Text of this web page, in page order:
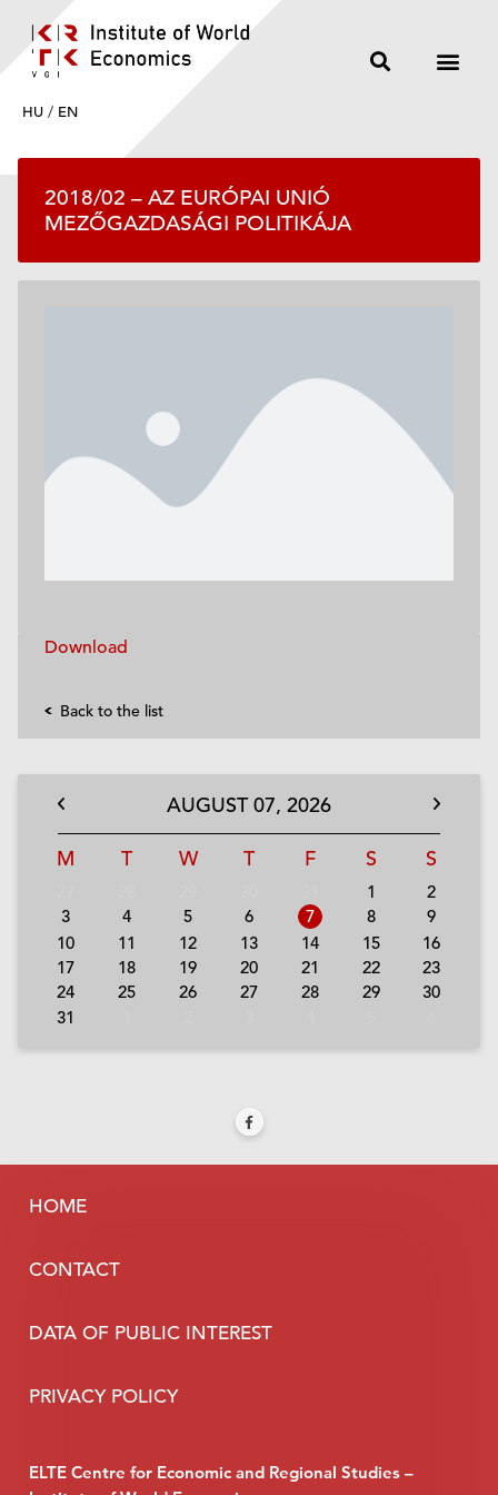
HU / EN
2018/02 – AZ EURÓPAI UNIÓ
MEZŐGAZDASÁGI POLITIKÁJA
Download
Back to the list
AUGUST07, 2026
M T W T F S S
1
2
3
4 5 6 7 8
9
10
11 12 13 14 15
16
17
18 19 20 21 22
23
24
25 26 27 28 29
30
31
HOME
CONTACT
DATA OF PUBLIC INTEREST
PRIVACY POLICY
ELTE Centre for Economic and Regional Studies –